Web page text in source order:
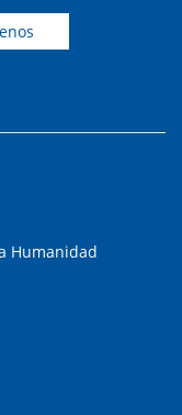
Humanidad